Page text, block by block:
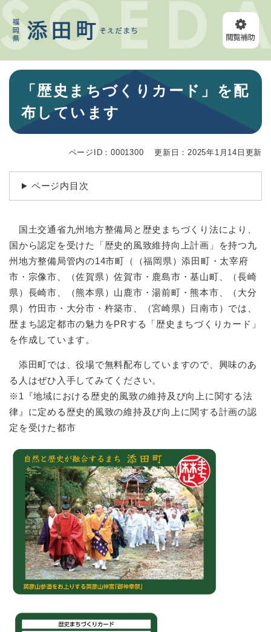
ペ
ー
の
メニューを飛ばして本文へ
本
「歴史まちづくりカード」を配
布しています
ページID：0001300 更新日：2025年1月14日更新
ページ内目次
国土交通省九州地方整備局と歴史まちづくり法により、
国から認定を受けた「歴史的風致維持向上計画」を持つ九
州地方整備局管内の14市町（（福岡県）添田町・太宰府
市・宗像市、（佐賀県）佐賀市・鹿島市・基山町、（長崎
県）長崎市、（熊本県）山鹿市・湯前町・熊本市、（大分
県）竹田市・大分市・杵築市、（宮崎県）日南市）では、
歴まち認定都市の魅力をPRする「歴史まちづくりカード」
を作成しています。
添田町では、役場で無料配布していますので、興味のあ
る人はぜひ入手してみてください。
※1『地域における歴史的風致の維持及び向上に関する法
律』に定める歴史的風致の維持及び向上に関する計画の認
定を受けた都市